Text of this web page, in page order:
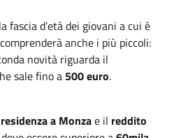
fascia d’età dei giovani a cui è
anche i più piccoli:
novità riguarda il
sale fino a 500 euro.
residenza a Monzae il reddito